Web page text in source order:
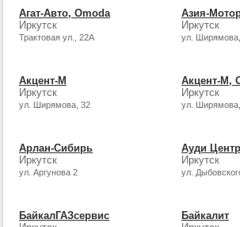
Агат-Авто, Omoda
Иркутск
Трактовая ул., 22А
Азия-
Иркутск
ул.
Акцент-М
Иркутск
ул. Ширямова, 32
Акцент-М,
Иркутск
ул.
Арлан-Сибирь
Иркутск
ул. Аргунова 2
Ауди
Иркутск
ул.
БайкалГАЗсервис
Байкалит